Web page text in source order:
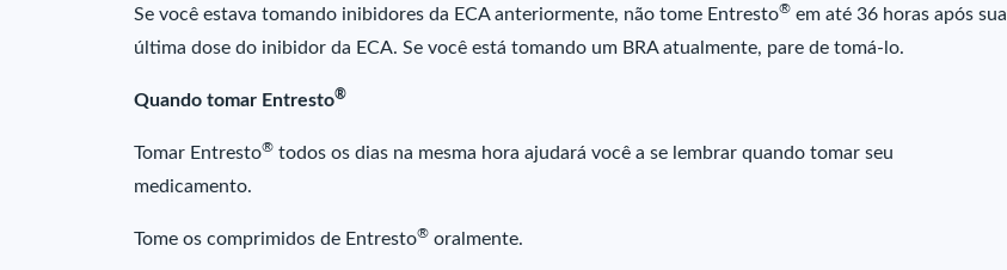
Se você estava tomando inibidores da ECA anteriormente, não tome Entresto® em até 36 horas após sua
última dose do inibidor da ECA. Se você está tomando um BRA atualmente, pare de tomá-lo.
Quando tomar Entresto®
Tomar Entresto® todos os dias na mesma hora ajudará você a se lembrar quando tomar seu
medicamento.
Tome os comprimidos de Entresto® oralmente.